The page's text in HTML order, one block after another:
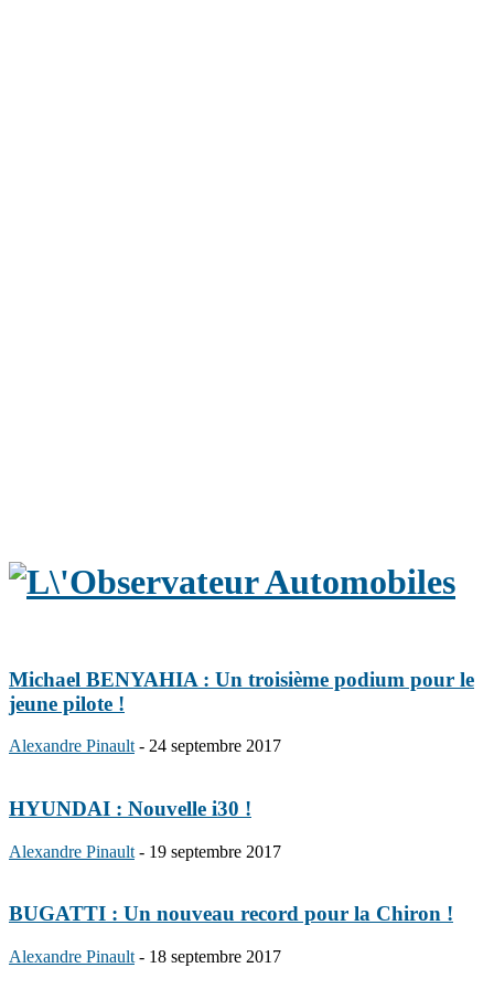
Michael BENYAHIA : Un troisième podium pour le
jeune pilote !
Alexandre Pinault - 24 septembre 2017
HYUNDAI : Nouvelle i30 !
Alexandre Pinault - 19 septembre 2017
BUGATTI : Un nouveau record pour la Chiron !
Alexandre Pinault - 18 septembre 2017